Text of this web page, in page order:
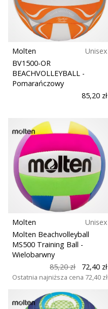
Molten
Unisex
BV1500-OR
BEACHVOLLEYBALL -
Pomarańczowy
85,20 zł
Molten
Unisex
Molten Beachvolleyball
MS500 Training Ball -
Wielobarwny
85,20 zł
72,40 zł
Ostatnia najniższa cena 72,40 zł